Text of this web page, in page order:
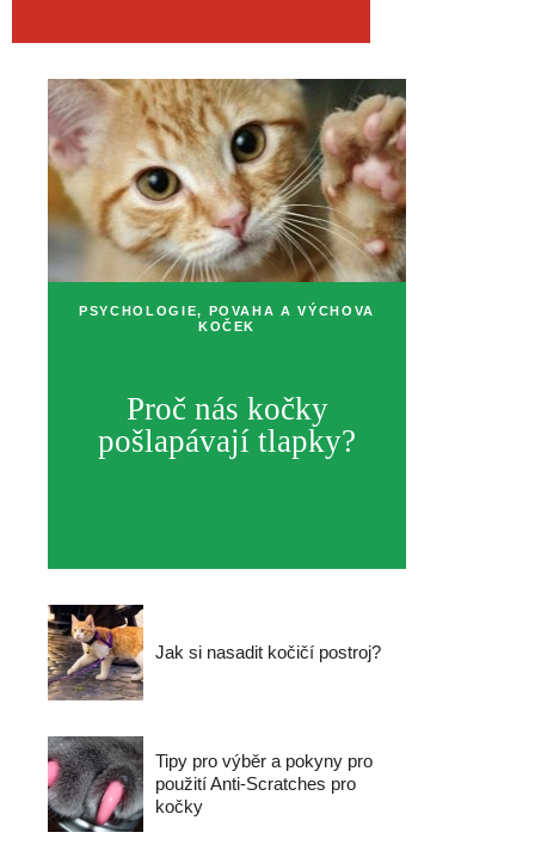
PSYCHOLOGIE, POVAHA A VÝCHOVA
KOČEK
Proč nás kočky
pošlapávají tlapky?
Jak si nasadit kočičí postroj?
Tipy pro výběr a pokyny pro
použití Anti-Scratches pro
kočky